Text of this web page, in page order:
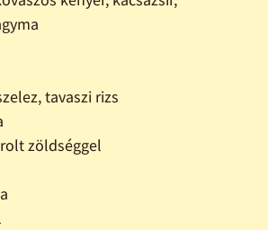
tavaszi rizs
zöldséggel